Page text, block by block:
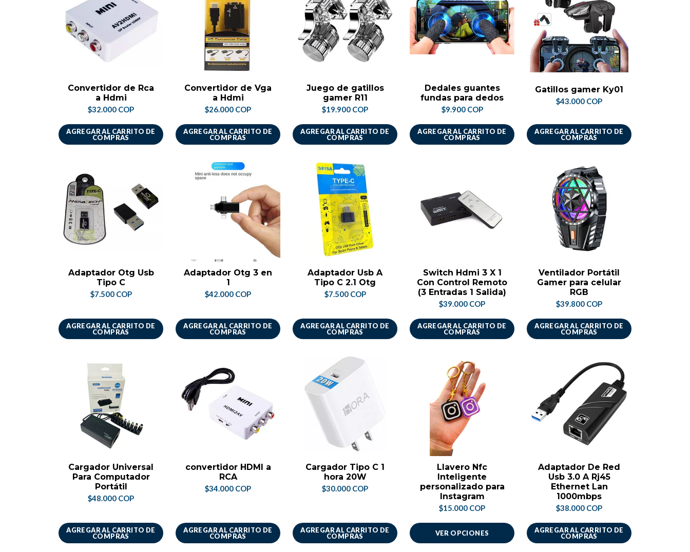
Convertidor de Rca
a Hdmi
$32.000 COP
AGREGAR AL CARRITO DE
COMPRAS
Convertidor de Vga
a Hdmi
$26.000 COP
AGREGAR AL CARRITO DE
COMPRAS
Juego de gatillos
gamer R11
$19.900 COP
AGREGAR AL CARRITO DE
COMPRAS
Dedales guantes
fundas para dedos
$9.900 COP
AGREGAR AL CARRITO DE
COMPRAS
Gatillos gamer Ky01
$43.000 COP
AGREGAR AL CARRITO DE
COMPRAS
Adaptador Otg Usb
Tipo C
$7.500 COP
AGREGAR AL CARRITO DE
COMPRAS
Adaptador Otg 3 en
1
$42.000 COP
AGREGAR AL CARRITO DE
COMPRAS
Adaptador Usb A
Tipo C 2.1 Otg
$7.500 COP
AGREGAR AL CARRITO DE
COMPRAS
Switch Hdmi 3 X 1
Con Control Remoto
(3 Entradas 1 Salida)
$39.000 COP
AGREGAR AL CARRITO DE
COMPRAS
Ventilador Portátil
Gamer para celular
RGB
$39.800 COP
AGREGAR AL CARRITO DE
COMPRAS
Cargador Universal
Para Computador
Portátil
$48.000 COP
AGREGAR AL CARRITO DE
COMPRAS
convertidor HDMI a
RCA
$34.000 COP
AGREGAR AL CARRITO DE
COMPRAS
Cargador Tipo C 1
hora 20W
$30.000 COP
AGREGAR AL CARRITO DE
COMPRAS
Llavero Nfc
Inteligente
personalizado para
Instagram
$15.000 COP
VER OPCIONES
Adaptador De Red
Usb 3.0 A Rj45
Ethernet Lan
1000mbps
$38.000 COP
AGREGAR AL CARRITO DE
COMPRAS